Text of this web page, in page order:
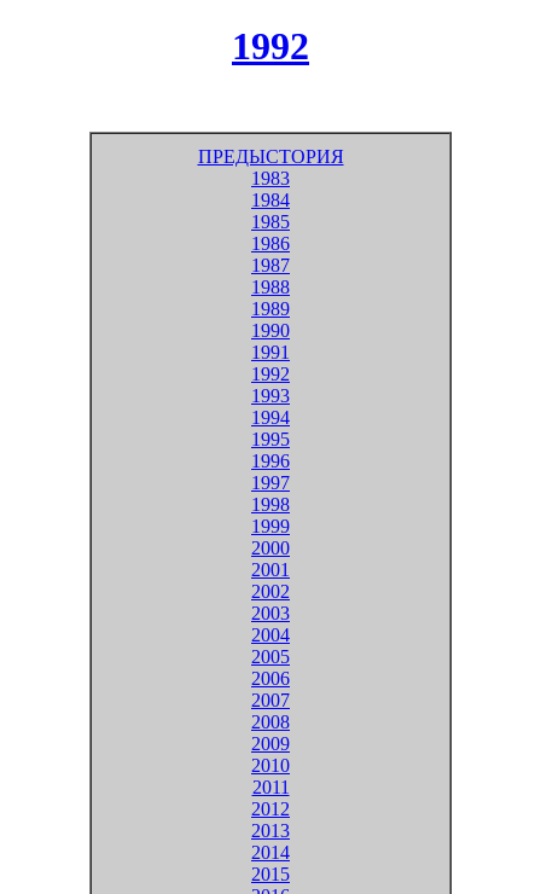
1992
ПРЕДЫСТОРИЯ
1983
1984
1985
1986
1987
1988
1989
1990
1991
1992
1993
1994
1995
1996
1997
1998
1999
2000
2001
2002
2003
2004
2005
2006
2007
2008
2009
2010
2011
2012
2013
2014
2015